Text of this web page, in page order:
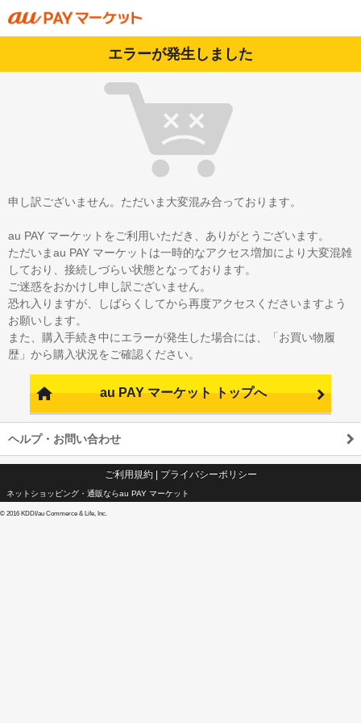
エラーが発生しました
申し訳ございません。ただいま大変混み合っております。
au PAY マーケットをご利用いただき、ありがとうございます。
ただいまau PAY マーケットは一時的なアクセス増加により大変混雑
しており、接続しづらい状態となっております。
ご迷惑をおかけし申し訳ございません。
恐れ入りますが、しばらくしてから再度アクセスくださいますよう
お願いします。
また、購入手続き中にエラーが発生した場合には、「お買い物履
歴」から購入状況をご確認ください。
au PAY マーケット トップへ
ヘルプ・お問い合わせ
ご利用規約| プライバシーポリシー
ネットショッピング・通販ならau PAY マーケット
© 2016 KDDI/au Commerce & Life, Inc.